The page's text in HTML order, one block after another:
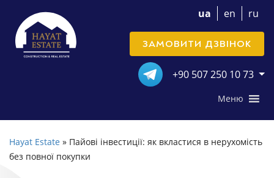
ua en ru
+90 507 250 10 73
ЗАМОВИТИ ДЗВІНОК
Меню
Hayat Estate » Пайові інвестиції: як вкластися в нерухомість
без повної покупки